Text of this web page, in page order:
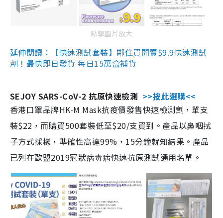
點擊圖片放大
延伸閱讀：【快速測試套裝】鄰住買開賣$9.9快速測試
劑！最快即日發貨 每日15萬盒補貨
SEJOY SARS-CoV-2 抗原快速檢測 >>按此選購<<
香港口罩品牌HK-M Mask抗疫價發售快速檢測劑，單支
裝$22，而購買500套裝低至$20/支買到。產品以鼻咽拭
子方式採樣，準確性高達99%，15分鐘就知結果。產品
已列在歐盟2019冠狀病毒病快速抗原測試通用名單。